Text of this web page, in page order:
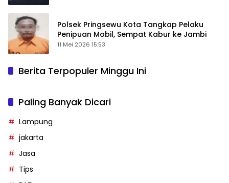
Polsek Pringsewu Kota Tangkap Pelaku
Penipuan Mobil, Sempat Kabur ke Jambi
11 Mei 2026 15:53
Berita Terpopuler Minggu Ini
Paling Banyak Dicari
Lampung
jakarta
Jasa
Tips